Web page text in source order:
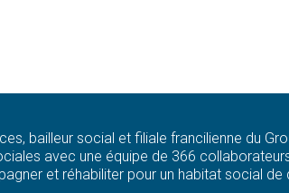
bailleur social et filiale francilienne du
avec une équipe de 366
et réhabiliter pour un habitat social de